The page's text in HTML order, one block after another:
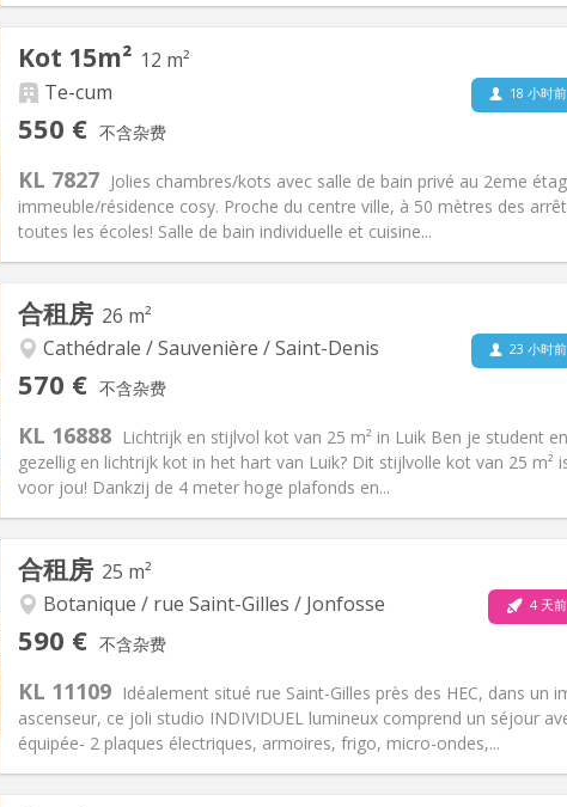
厨房:共用
面积:150 m
学习氛围, 温馨, 安
否
Kot 15m² 12 m²
Te-cum
550 € 不含杂费
18 小时前
KL 7827 Jolies chambres/kots avec salle de bain privé au 2eme
immeuble/résidence cosy. Proche du centre ville, à 50 mètres des
toutes les écoles! Salle de bain individuelle et cuisine...
厨房:共用
面积:12 m 2
社区氛围, 学习氛围
无障碍通道: 否
合租房 26 m²
Cathédrale / Sauvenière / Saint-Denis
570 € 不含杂费
23 小时前
KL 16888 Lichtrijk en stijlvol kot van 25 m² in Luik Ben je student
gezellig en lichtrijk kot in het hart van Luik? Dit stijlvolle kot van 25 m²
voor jou! Dankzij de 4 meter hoge plafonds en...
布局
浴室:独立
共用
面积:26 m2
私人房间:2
其他
吸烟:
合租房 25 m²
Botanique / rue Saint-Gilles / Jonfosse
590 € 不含杂费
4 天前
KL 11109 Idéalement situé rue Saint-Gilles près des HEC, dans un
ascenseur, ce joli studio INDIVIDUEL lumineux comprend un séjour
équipée- 2 plaques électriques, armoires, frigo, micro-ondes,...